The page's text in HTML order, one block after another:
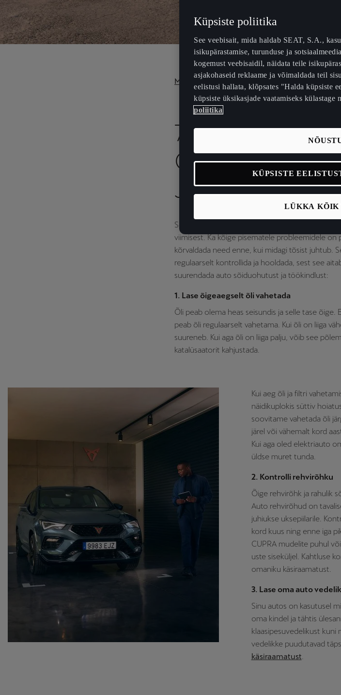
Mattvärvi hooldus Kuidas laadida
7 NÕUANNET,
CUPRA
JÄRGIMA
Selleks, et Sinu CUPRA püsiks alati heas korras,
viimisest. Ka kõige pisematele probleemidele on
kõrvaldada need enne, kui midagi tõsist juhtub.
regulaarselt kontrollida ja hooldada, sest see
suurendada auto sõiduohutust ja töökindlust:
1. Lase õigeaegselt õli vahetada
Õli peab olema heas seisundis ja selle tase
peab õli regulaarselt vahetama. Kui õli on liiga
suureneb. Kui aga õli on liiga palju, võib see
katalüsaatorit kahjustada.
Kui aeg õli ja filtri
näidikuplokis süttiv
soovitame vahetada õli
järel või vähemalt kord
Kui aga oled elektriauto
üldse muret tunda.
2. Kontrolli rehvirõhku
Õige rehvirõhk ja rahulik
Auto rehvirõhud on
juhiukse uksepiilarile.
kord kuus ning enne iga
CUPRA mudelite puhul
uste siseküljel. Kahtluse
omaniku käsiraamatust.
3. Lase oma auto
Sinu autos on kasutusel
oma kindel ja tähtis
klaasipesuvedelikust kuni
vedelikke puudutavad
käsiraamatust.
Küpsiste poliitika
See veebisait, mida haldab SEAT, S.A.,
isikupärastamise, turunduse ja
kogemust veebisaidil, näidata teile
asjakohaseid reklaame ja võimaldada teil
eelistusi hallata, klõpsates "Halda küpsiste
küpsiste üksikasjade vaatamiseks külastage
poliitika
LÜKKA KÕIK
KÜPSISTE